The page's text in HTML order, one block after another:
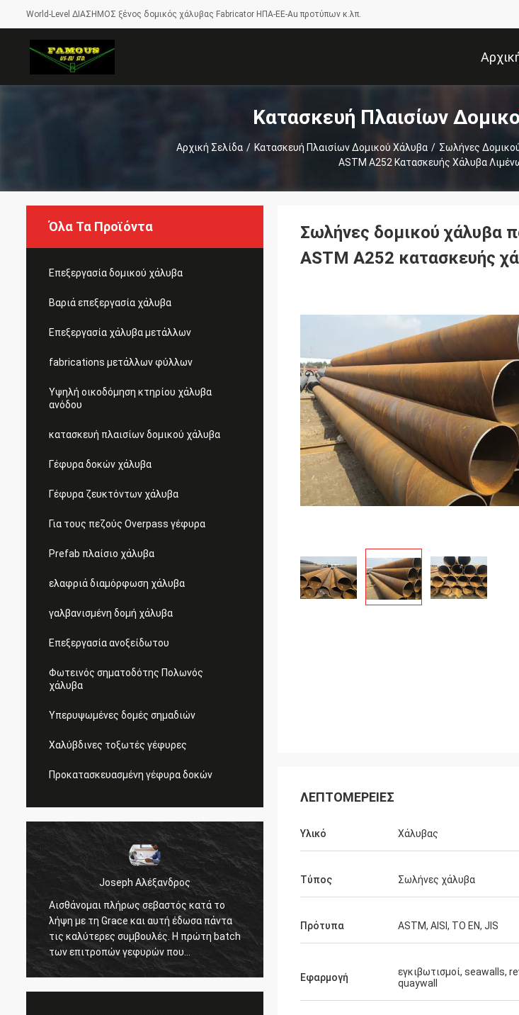
World-Level ΔΙΑΣΗΜΟΣ ξένος δομικός χάλυβας Fabricator ΗΠΑ-ΕΕ-Au προτύπων κ.λπ.
Κατασκευή Πλαισίων
Αρχική Σελίδα / Κατασκευή Πλαισίων Δομικού Χάλυβα / Σωλήνες
ASTM A252 Κατασκευής Χάλυβα
Όλα Τα Προϊόντα
Επεξεργασία δομικού χάλυβα
Βαριά επεξεργασία χάλυβα
Επεξεργασία χάλυβα μετάλλων
fabrications μετάλλων φύλλων
Υψηλή οικοδόμηση κτηρίου χάλυβα
ανόδου
κατασκευή πλαισίων δομικού χάλυβα
Γέφυρα δοκών χάλυβα
Γέφυρα ζευκτόντων χάλυβα
Για τους πεζούς Overpass γέφυρα
Prefab πλαίσιο χάλυβα
ελαφριά διαμόρφωση χάλυβα
γαλβανισμένη δομή χάλυβα
Επεξεργασία ανοξείδωτου
Φωτεινός σηματοδότης Πολωνός
χάλυβα
Υπερυψωμένες δομές σημαδιών
Χαλύβδινες τοξωτές γέφυρες
Προκατασκευασμένη γέφυρα δοκών
Joseph Αλέξανδρος
Αισθάνομαι πλήρως σεβαστός κατά το
λήψη με τη Grace και αυτή έδωσα πάντα
τις καλύτερες συμβουλές. Η πρώτη batch
των επιτροπών γεφυρών που
αποκτώνται είναι μεγάλη επίσης.
Donald Mcwayne
τον προϋπολογισμό εγκαίρως και
Σωλήνες δομικού χάλυβα
ASTM A252 κατασκευής
ΛΕΠΤΟΜΈΡΕΙΕΣ
Υλικό Χάλυβας
Τύπος Σωλήνες χάλυβα
Πρότυπα ASTM, AISI, ΤΟ EN, JIS
Εφαρμογή
εγκιβωτισμοί, seawalls,
quaywall